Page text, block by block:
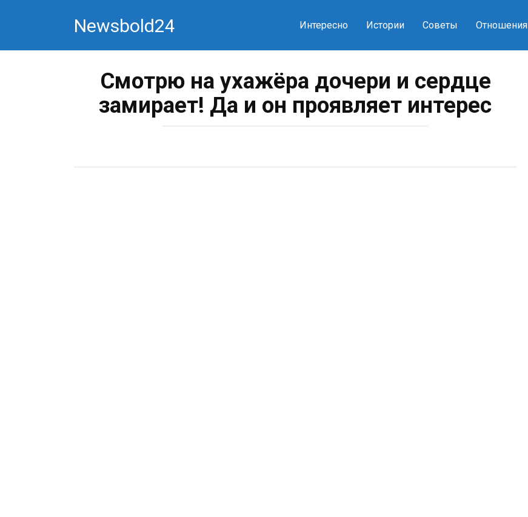
Newsbold24 Интересно Истории Советы Отношения
Смотрю на ухажёра дочери и сердце
замирает! Да и он проявляет интерес